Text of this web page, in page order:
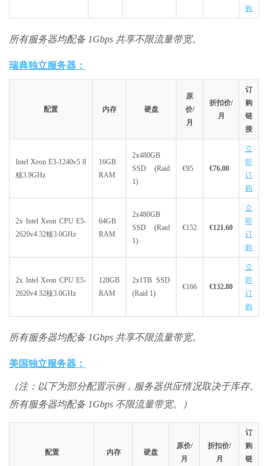
购
所有服务器均配备 1Gbps 共享不限流量带宽。
瑞典独立服务器：
配置 内存 硬盘
原
价/
月
折扣价/
月
订
购
链
接
Intel Xeon E3-1240v5 8
核3.9GHz
16GB
RAM
2x480GB
SSD (Raid
1)
€95 €76.00
立
即
订
购
2x Intel Xeon CPU E5-
2620v4 32核3.0GHz
64GB
RAM
2x480GB
SSD (Raid
1)
€152 €121.60
立
即
订
购
2x Intel Xeon CPU E5-
2620v4 32核3.0GHz
128GB
RAM
2x1TB SSD
(Raid 1)
€166 €132.80
立
即
订
购
所有服务器均配备 1Gbps 共享不限流量带宽。
美国独立服务器：
（注：以下为部分配置示例，服务器供应情况取决于库存。
所有服务器均配备 1Gbps 不限流量带宽。）
配置 内存 硬盘
原价/
月
折扣价/
月
订
购
链